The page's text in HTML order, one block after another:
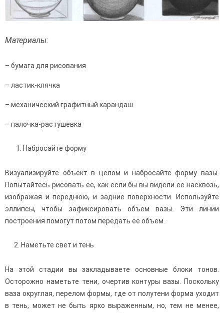
Материалы:
– бумага для рисования
– ластик-клячка
– механический графитный карандаш
– палочка-растушевка
Набросайте форму
Визуализируйте объект в целом и набросайте форму вазы.
Попытайтесь рисовать ее, как если бы вы видели ее насквозь,
изображая и переднюю, и задние поверхности. Используйте
эллипсы, чтобы зафиксировать объем вазы. Эти линии
построения помогут потом передать ее объем.
2. Наметьте свет и тень
На этой стадии вы закладываете основные блоки тонов.
Осторожно наметьте тени, очертив контуры вазы. Поскольку
ваза округлая, перелом формы, где от полутени форма уходит
в тень, может не быть ярко выраженным, но, тем не менее,